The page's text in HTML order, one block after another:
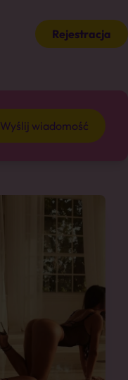
Rejestracja
Wyślij wiadomość